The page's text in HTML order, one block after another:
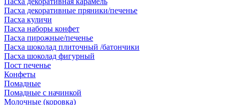
Пасха декоративные пряники/печенье
Пасха куличи
Пасха наборы конфет
Пасха пирожные/печенье
Пасха шоколад плиточный /батончики
Пасха шоколад фигурный
Пост печенье
Конфеты
Помадные
Помадные с начинкой
Молочные (коровка)